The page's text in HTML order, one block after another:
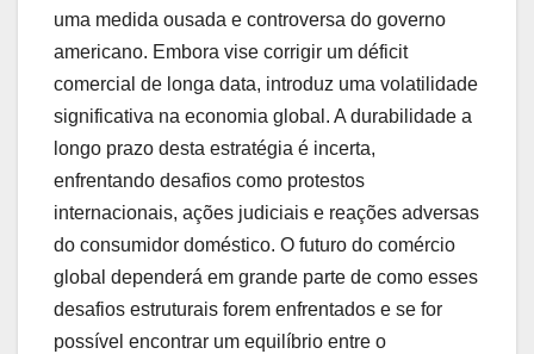
uma medida ousada e controversa do governo
americano. Embora vise corrigir um déficit
comercial de longa data, introduz uma volatilidade
significativa na economia global. A durabilidade a
longo prazo desta estratégia é incerta,
enfrentando desafios como protestos
internacionais, ações judiciais e reações adversas
do consumidor doméstico. O futuro do comércio
global dependerá em grande parte de como esses
desafios estruturais forem enfrentados e se for
possível encontrar um equilíbrio entre o